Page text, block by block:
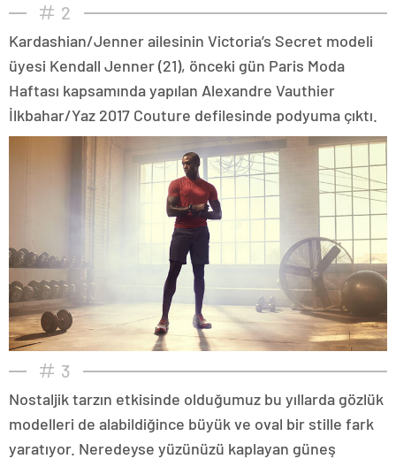
2
Kardashian/Jenner ailesinin Victoria’s Secret modeli
üyesi Kendall Jenner (21), önceki gün Paris Moda
Haftası kapsamında yapılan Alexandre Vauthier
İlkbahar/Yaz 2017 Couture defilesinde podyuma çıktı.
3
Nostaljik tarzın etkisinde olduğumuz bu yıllarda gözlük
modelleri de alabildiğince büyük ve oval bir stille fark
yaratıyor. Neredeyse yüzünüzü kaplayan güneş